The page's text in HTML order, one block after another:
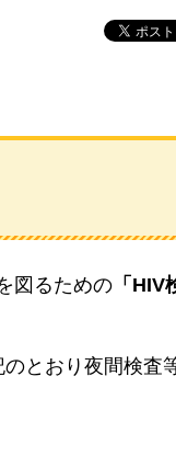
図るための 「
とおり夜間検査